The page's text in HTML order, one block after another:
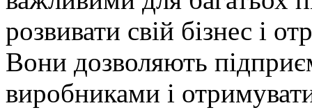
розвивати свій бізнес і
Вони дозволяють
виробниками і